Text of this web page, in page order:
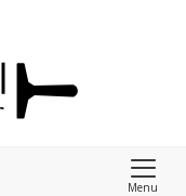
Menu